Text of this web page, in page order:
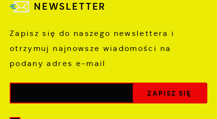
NEWSLETTER
Zapisz się do naszego newslettera i
otrzymuj najnowsze wiadomości na
podany adres e-mail